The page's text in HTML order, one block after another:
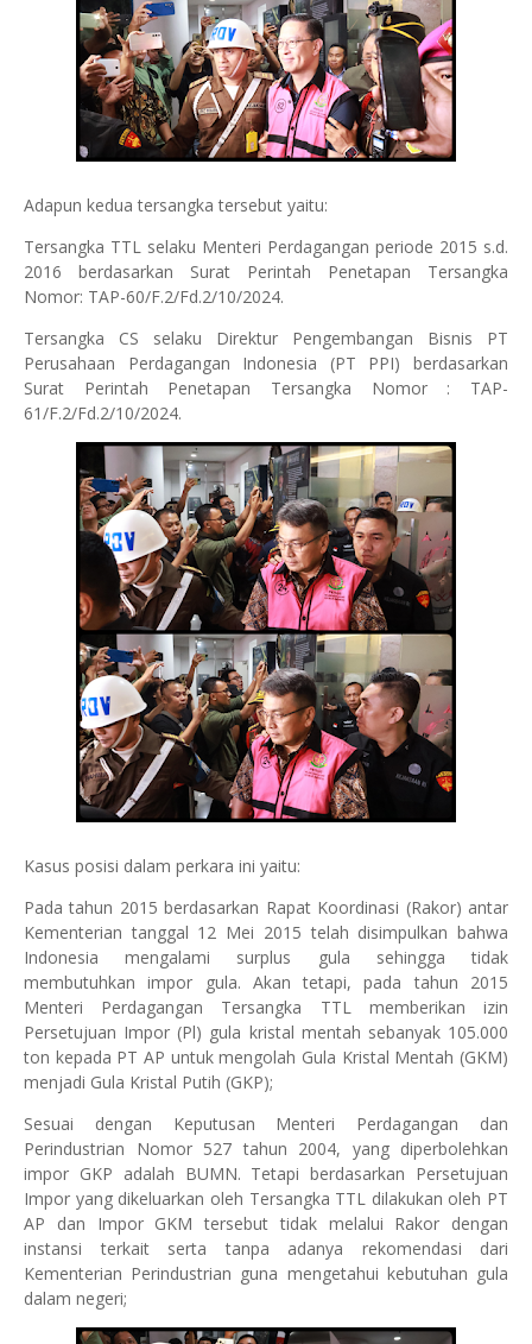
Adapun kedua tersangka tersebut yaitu:
Tersangka TTL selaku Menteri Perdagangan periode 2015 s.d.
2016 berdasarkan Surat Perintah Penetapan Tersangka
Nomor: TAP-60/F.2/Fd.2/10/2024.
Tersangka CS selaku Direktur Pengembangan Bisnis PT
Perusahaan Perdagangan Indonesia (PT PPI) berdasarkan
Surat Perintah Penetapan Tersangka Nomor : TAP-
61/F.2/Fd.2/10/2024.
Kasus posisi dalam perkara ini yaitu:
Pada tahun 2015 berdasarkan Rapat Koordinasi (Rakor) antar
Kementerian tanggal 12 Mei 2015 telah disimpulkan bahwa
Indonesia mengalami surplus gula sehingga tidak
membutuhkan impor gula. Akan tetapi, pada tahun 2015
Menteri Perdagangan Tersangka TTL memberikan izin
Persetujuan Impor (Pl) gula kristal mentah sebanyak 105.000
ton kepada PT AP untuk mengolah Gula Kristal Mentah (GKM)
menjadi Gula Kristal Putih (GKP);
Sesuai dengan Keputusan Menteri Perdagangan dan
Perindustrian Nomor 527 tahun 2004, yang diperbolehkan
impor GKP adalah BUMN. Tetapi berdasarkan Persetujuan
Impor yang dikeluarkan oleh Tersangka TTL dilakukan oleh PT
AP dan Impor GKM tersebut tidak melalui Rakor dengan
instansi terkait serta tanpa adanya rekomendasi dari
Kementerian Perindustrian guna mengetahui kebutuhan gula
dalam negeri;